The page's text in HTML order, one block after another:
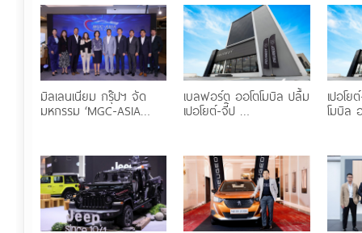
มิลเลนเนียม กรุ๊ปฯ จัด
มหกรรม ‘MGC-ASIA…
เบลฟอร์ต ออโตโมบิล ปลื้ม
เปอโยต์-จี๊ป …
เปอโ
โมบิล